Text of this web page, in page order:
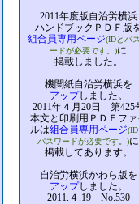
2011年度版自治労横浜
ハンドブックＰＤＦ版
組合員専用ページ(IDとパ
ードが必要です。)に
掲載しました。
機関紙自治労横浜を
アップしました。
2011年４月20日 第425
本文と印刷用ＰＤＦファ
ルは組合員専用ページ
パスワードが必要です。)に
掲載してあります。
自治労横浜かわら版を
アップしました。
2011.４.19 No.530